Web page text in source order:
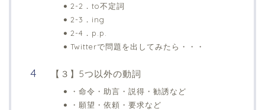
2-2．to不定詞
2-3．ing
2-4．p.p.
Twitterで問題を出してみたら・・・
【３】5つ以外の動詞
・命令・助言・説得・勧誘など
・願望・依頼・要求など